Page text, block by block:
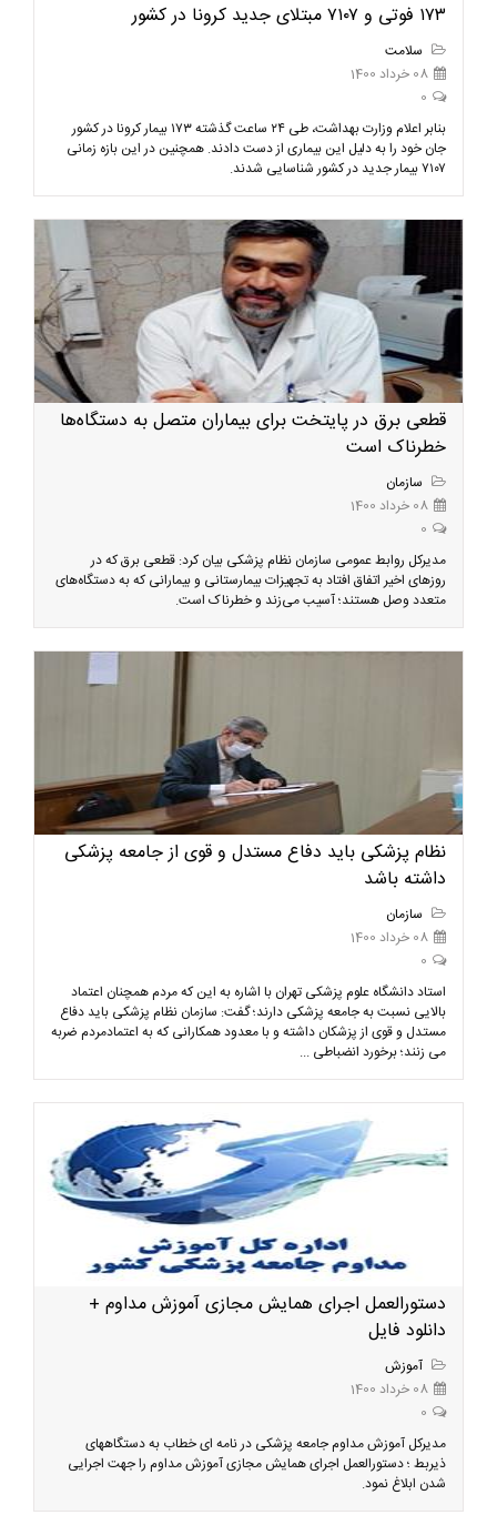
۱۷۳ فوتی و ۷۱۰۷ مبتلای جدید کرونا در کشور
سلامت
08 خرداد 1400
0
بنابر اعلام وزارت بهداشت، طی ۲۴ ساعت گذشته ۱۷۳ بیمار کرونا در کشور
جان خود را به دلیل این بیماری از دست دادند. همچنین در این بازه زمانی
۷۱۰۷ بیمار جدید در کشور شناسایی شدند.
قطعی برق در پایتخت برای بیماران متصل به دستگاه‌ها
خطرناک است
سازمان
08 خرداد 1400
0
مدیرکل روابط عمومی سازمان نظام پزشکی بیان کرد: قطعی برق که در
روزهای اخیر اتفاق افتاد به تجهیزات بیمارستانی و بیمارانی که به دستگاه‌های
متعدد وصل هستند؛ آسیب می‌زند و خطرناک است.
نظام پزشکی باید دفاع مستدل و قوی از جامعه پزشکی
داشته باشد
سازمان
08 خرداد 1400
0
استاد دانشگاه علوم پزشکی تهران با اشاره به این که مردم همچنان اعتماد
بالایی نسبت به جامعه پزشکی دارند؛ گفت: سازمان نظام پزشکی باید دفاع
مستدل و قوی از پزشکان داشته و با معدود همکارانی که به اعتمادمردم ضربه
می زنند؛ برخورد انضباطی ...
دستورالعمل اجرای همایش مجازی آموزش مداوم +
دانلود فایل
آموزش
08 خرداد 1400
0
مدیرکل آموزش مداوم جامعه پزشکی در نامه ای خطاب به دستگاههای
ذیربط ؛ دستورالعمل اجرای همایش مجازی آموزش مداوم را جهت اجرایی
شدن ابلاغ نمود.